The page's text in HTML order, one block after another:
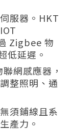
服器。HKT
Zigbee 物
低延遲。
網感應器，
整照明、通
須鋪線且系
產力。